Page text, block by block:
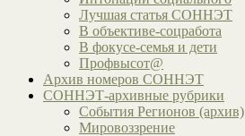
Лучшая статья СОННЭТ
В объективе-соцработа
В фокусе-семья и дети
Профвысот@
Архив номеров СОННЭТ
СОННЭТ-архивные рубрики
События Регионов (архив)
Мировоззрение